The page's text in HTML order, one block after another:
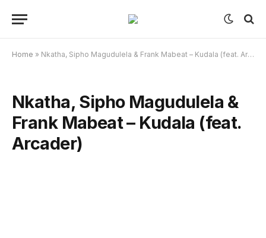
Home » Nkatha, Sipho Magudulela & Frank Mabeat – Kudala (feat. Arcader)
Nkatha, Sipho Magudulela &
Frank Mabeat – Kudala (feat.
Arcader)